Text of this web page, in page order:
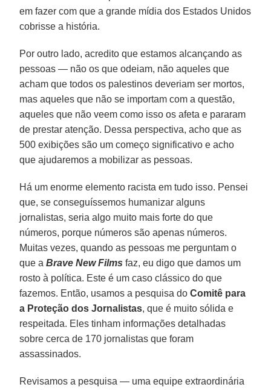
em fazer com que a grande mídia dos Estados Unidos
cobrisse a história.
Por outro lado, acredito que estamos alcançando as
pessoas — não os que odeiam, não aqueles que
acham que todos os palestinos deveriam ser mortos,
mas aqueles que não se importam com a questão,
aqueles que não veem como isso os afeta e pararam
de prestar atenção. Dessa perspectiva, acho que as
500 exibições são um começo significativo e acho
que ajudaremos a mobilizar as pessoas.
Há um enorme elemento racista em tudo isso. Pensei
que, se conseguíssemos humanizar alguns
jornalistas, seria algo muito mais forte do que
números, porque números são apenas números.
Muitas vezes, quando as pessoas me perguntam o
que aBrave New Films faz, eu digo que damos um
rosto à política. Este é um caso clássico do que
fazemos. Então, usamos a pesquisa doComitê para
a Proteção dos Jornalistas, que é muito sólida e
respeitada. Eles tinham informações detalhadas
sobre cerca de 170 jornalistas que foram
assassinados.
Revisamos a pesquisa — uma equipe extraordinária